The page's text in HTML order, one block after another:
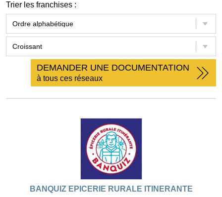
Trier les franchises :
DEMANDER UNE DOCUMENTATION
à tous ces réseaux
BANQUIZ EPICERIE RURALE ITINERANTE